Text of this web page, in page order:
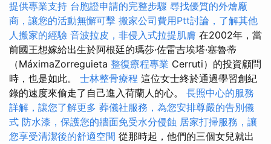
提供專業支持 台胞證申請的完整步驟 尋找優質的外燴廠
商，讓您的活動無懈可擊 搬家公司費用Ptt討論，了解其他
人搬家的經驗 音波拉皮，非侵入式拉提肌膚 在2002年，當
前國王想嫁給出生於阿根廷的瑪莎·佐雷吉埃塔·塞魯蒂
（MáximaZorreguieta 整復療程專業 Cerruti）的投資顧問
時，也是如此。 士林整骨療程 這位女士終於通過學習創紀
錄的速度來偷走了自己進入荷蘭人的心。 長照中心的服務
詳解，讓您了解更多 葬儀社服務，為您安排尊嚴的告別儀
式 防水漆，保護您的牆面免受水分侵蝕 居家打掃服務，讓
您享受清潔後的舒適空間 從那時起，他們的三個女兒就出